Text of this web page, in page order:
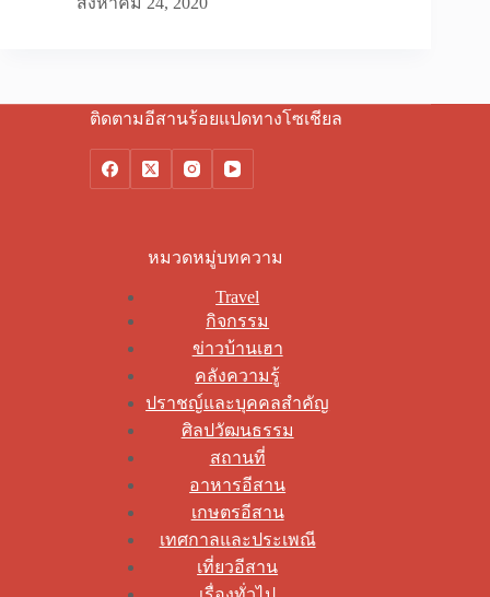
ติดตามอีสานร้อยแปดทางโซเชียล
หมวดหมู่บทความ
Travel
กิจกรรม
ข่าวบ้านเฮา
คลังความรู้
ปราชญ์และบุคคลสำคัญ
ศิลปวัฒนธรรม
สถานที่
อาหารอีสาน
เกษตรอีสาน
เทศกาลและประเพณี
เที่ยวอีสาน